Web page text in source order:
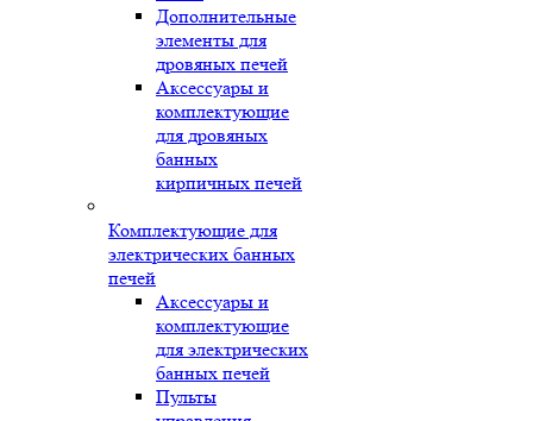
Дополнительные
элементы для
дровяных печей
Аксессуары и
комплектующие
для дровяных
банных
кирпичных печей
Комплектующие для
электрических банных
печей
Аксессуары и
комплектующие
для электрических
банных печей
Пульты